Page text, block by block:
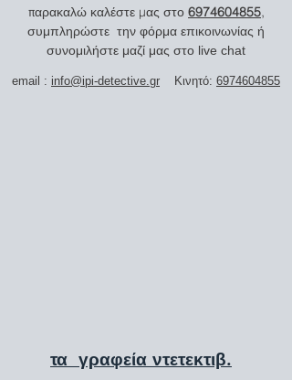
παρακαλώ καλέστε μας στο 6974604855,
συμπληρώστε την φόρμα επικοινωνίας ή
συνομιλήστε μαζί μας στο live chat
email : info@ipi-detective.gr Κινητό: 6974604855
τα γραφεία ντετεκτιβ.